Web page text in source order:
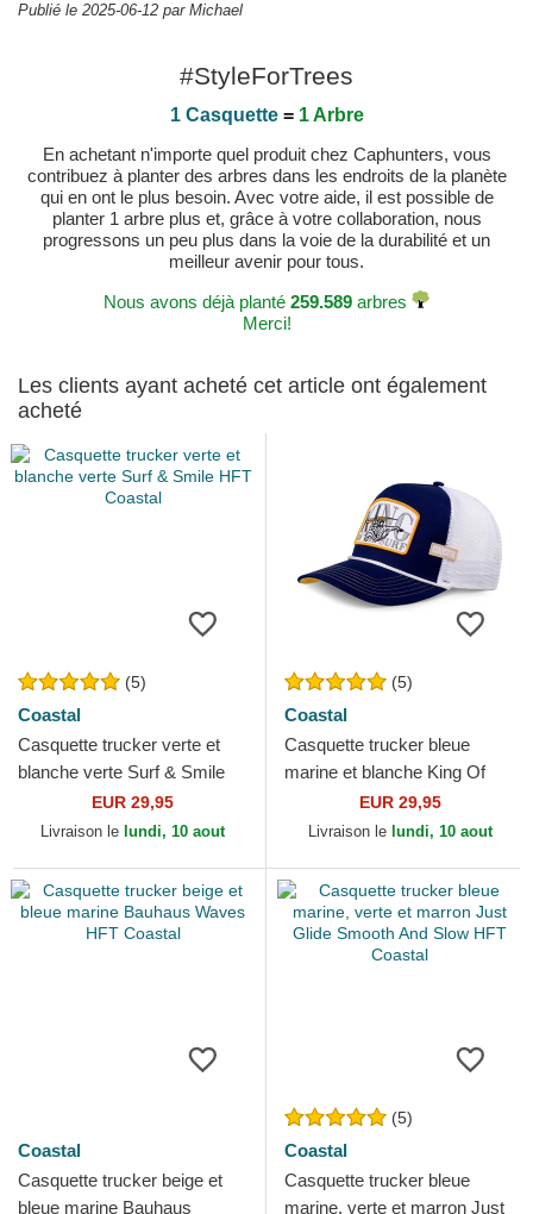
Publié le 2025-06-12 par Michael
#StyleForTrees
1 Casquette= 1 Arbre
En achetant n'importe quel produit chez Caphunters, vous
contribuez à planter des arbres dans les endroits de la planète
qui en ont le plus besoin. Avec votre aide, il est possible de
planter 1 arbre plus et, grâce à votre collaboration, nous
progressons un peu plus dans la voie de la durabilité et un
meilleur avenir pour tous.
Nous avons déjà planté 259.589 arbres
Merci!
Les clients ayant acheté cet article ont également
acheté
(5)
Coastal
Casquette trucker verte et
blanche verte Surf & Smile
HFT CoastalEUR 29,95
Livraison le lundi, 10 aout
(5)
Coastal
Casquette trucker bleue
marine et blanche King Of
The Surf HFT Coastal
EUR 29,95
Livraison le lundi, 10 aout
Coastal
Casquette trucker beige et
bleue marine Bauhaus
(5)
Coastal
Casquette trucker bleue
marine, verte et marron Just